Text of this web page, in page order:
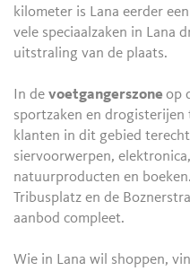
kilometer is Lana eerder
vele speciaalzaken in Lana
uitstraling van de plaats.
In devoetgangerszoneop
sportzaken en
klanten in dit gebied
siervoorwerpen,
natuurproducten en
Tribusplatz en de
aanbod compleet.
Wie in Lana wil shoppen,